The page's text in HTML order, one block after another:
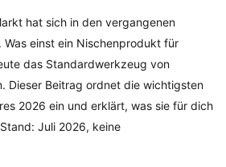
hat sich in den vergangenen
einst ein Nischenprodukt für
das Standardwerkzeug von
Dieser Beitrag ordnet die wichtigsten
2026 ein und erklärt, was sie für dich
Juli 2026, keine